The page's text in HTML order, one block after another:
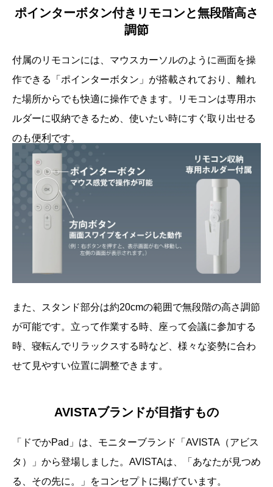
ポインターボタン付きリモコンと無段階高さ
調節
付属のリモコンには、マウスカーソルのように画面を操
作できる「ポインターボタン」が搭載されており、離れ
た場所からでも快適に操作できます。リモコンは専用ホ
ルダーに収納できるため、使いたい時にすぐ取り出せる
のも便利です。
また、スタンド部分は約20cmの範囲で無段階の高さ調節
が可能です。立って作業する時、座って会議に参加する
時、寝転んでリラックスする時など、様々な姿勢に合わ
せて見やすい位置に調整できます。
AVISTAブランドが目指すもの
「ドでかPad」は、モニターブランド「AVISTA（アビス
タ）」から登場しました。AVISTAは、「あなたが見つめ
る、その先に。」をコンセプトに掲げています。